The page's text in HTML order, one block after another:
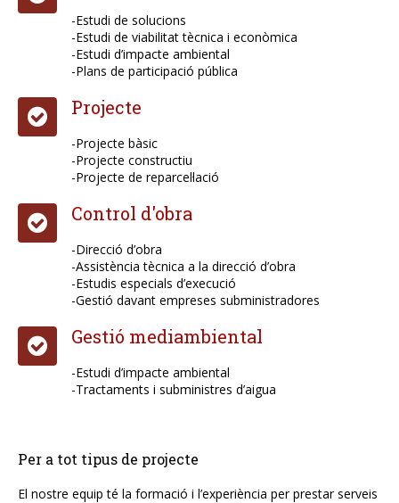
EN
-Estudi de solucions
-Estudi de viabilitat tècnica i econòmica
-Estudi d’impacte ambiental
-Plans de participació pública
Projecte
-Projecte bàsic
-Projecte constructiu
-Projecte de reparcel·lació
Control d'obra
-Direcció d’obra
-Assistència tècnica a la direcció d’obra
-Estudis especials d’execució
-Gestió davant empreses subministradores
Gestió mediambiental
-Estudi d’impacte ambiental
-Tractaments i subministres d’aigua
Per a tot tipus de projecte
El nostre equip té la formació i l’experiència per prestar serveis